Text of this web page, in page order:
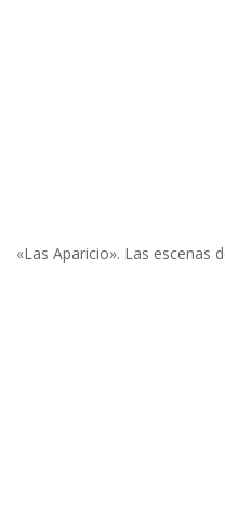
«Las Aparicio». Las escenas